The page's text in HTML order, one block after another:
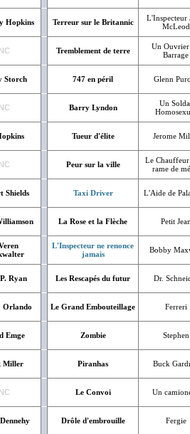
Hopkins Terreur sur le Britannic
L'Inspecteur
McLeod
NC Tremblement de terre
Un Ouvrier
Barrage
Storch 747 en péril Glenn
NC Barry Lyndon
Un
Tueur d'élite Jerome
NC Peur sur la ville
Le Chauffeur
rame de
Shields Taxi Driver L'Aide de
La Rose et la Flèche Petit Jean
L'Inspecteur ne renonce
jamais
Bobby
Ryan Les Rescapés du futur Dr.
Orlando Le Grand Embouteillage Ferreri
Emge Zombie Stephen
Miller Piranhas Buck
NC Le Convoi Un
Drôle d'embrouille Fergie